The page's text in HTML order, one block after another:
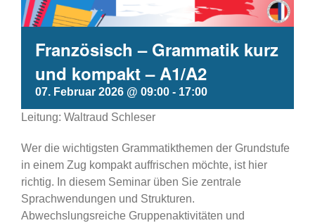
Französisch – Grammatik kurz
und kompakt – A1/A2
07. Februar 2026 @ 09:00 - 17:00
Leitung: Waltraud Schleser
Wer die wichtigsten Grammatikthemen der Grundstufe
in einem Zug kompakt auffrischen möchte, ist hier
richtig. In diesem Seminar üben Sie zentrale
Sprachwendungen und Strukturen.
Abwechslungsreiche Gruppenaktivitäten und